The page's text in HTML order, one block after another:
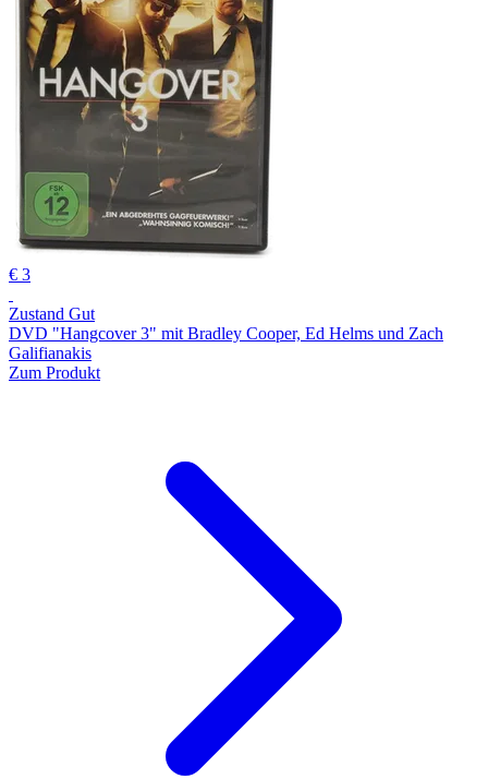
€ 3
Zustand Gut
DVD "Hangcover 3" mit Bradley Cooper, Ed Helms und Zach
Galifianakis
Zum Produkt